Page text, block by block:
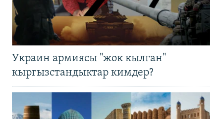
Украин армиясы "жок кылган"
кыргызстандыктар кимдер?